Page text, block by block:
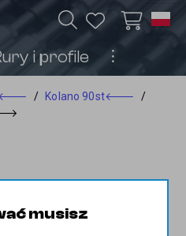
i profile ︙
/ Kolano 90st🡐
/
musisz